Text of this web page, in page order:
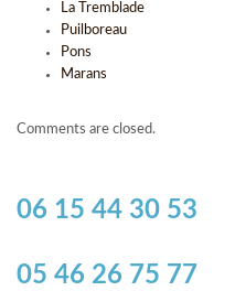
La Tremblade
Puilboreau
Pons
Marans
Comments are closed.
06 15 44 30 53
05 46 26 75 77